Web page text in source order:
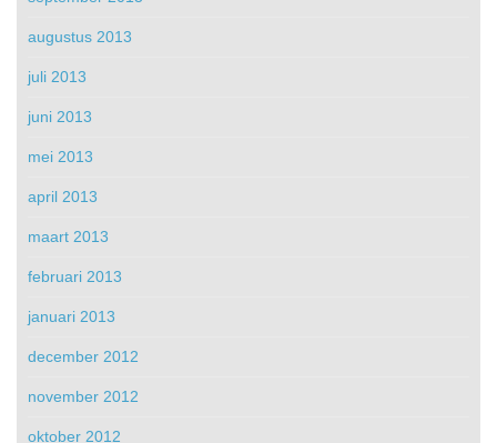
augustus 2013
juli 2013
juni 2013
mei 2013
april 2013
maart 2013
februari 2013
januari 2013
december 2012
november 2012
oktober 2012